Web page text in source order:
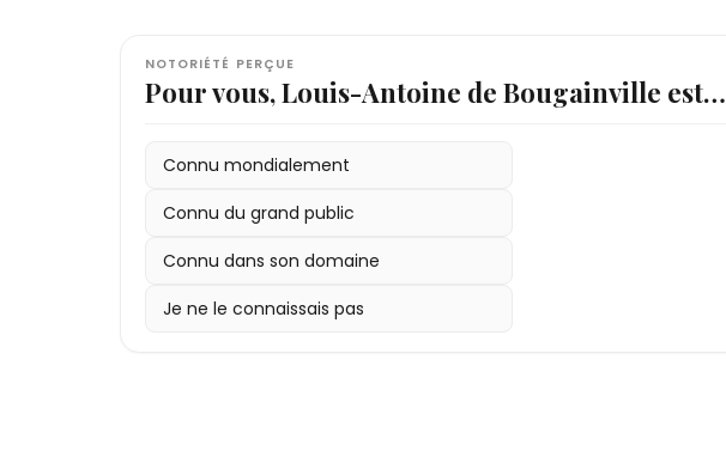
NOTORIÉTÉ PERÇUE
Pour vous, Louis-Antoine de Bougainville est…
Connu mondialement
Connu du grand public
Connu dans son domaine
Je ne le connaissais pas